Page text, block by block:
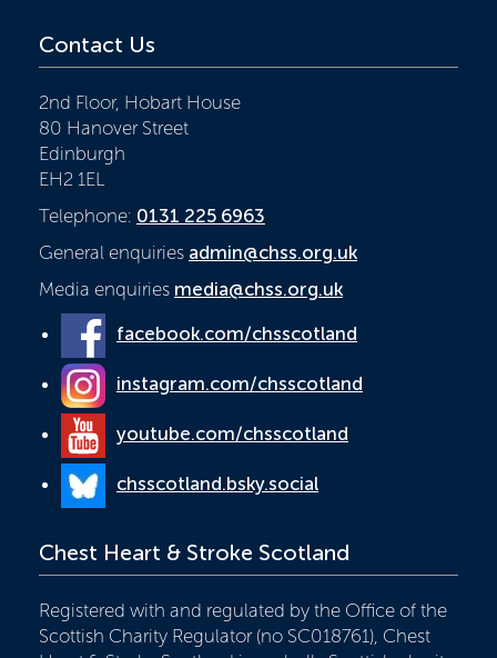
Contact Us
2nd Floor, Hobart House
80 Hanover Street
Edinburgh
EH2 1EL
Telephone: 0131 225 6963
General enquiries admin@chss.org.uk
Media enquiries media@chss.org.uk
facebook.com/chsscotland
instagram.com/chsscotland
youtube.com/chsscotland
chsscotland.bsky.social
Chest Heart & Stroke Scotland
Registered with and regulated by the Office of the
Scottish Charity Regulator (no SC018761), Chest